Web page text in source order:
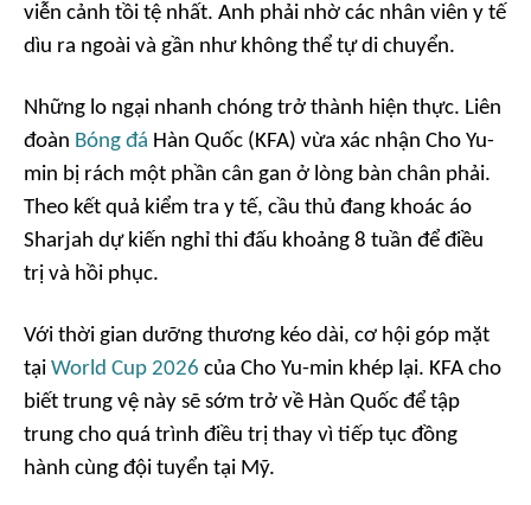
viễn cảnh tồi tệ nhất. Anh phải nhờ các nhân viên y tế
dìu ra ngoài và gần như không thể tự di chuyển.
Những lo ngại nhanh chóng trở thành hiện thực. Liên
đoàn Bóng đá Hàn Quốc (KFA) vừa xác nhận Cho Yu-
min bị rách một phần cân gan ở lòng bàn chân phải.
Theo kết quả kiểm tra y tế, cầu thủ đang khoác áo
Sharjah dự kiến nghỉ thi đấu khoảng 8 tuần để điều
trị và hồi phục.
Với thời gian dưỡng thương kéo dài, cơ hội góp mặt
tại World Cup 2026 của Cho Yu-min khép lại. KFA cho
biết trung vệ này sẽ sớm trở về Hàn Quốc để tập
trung cho quá trình điều trị thay vì tiếp tục đồng
hành cùng đội tuyển tại Mỹ.